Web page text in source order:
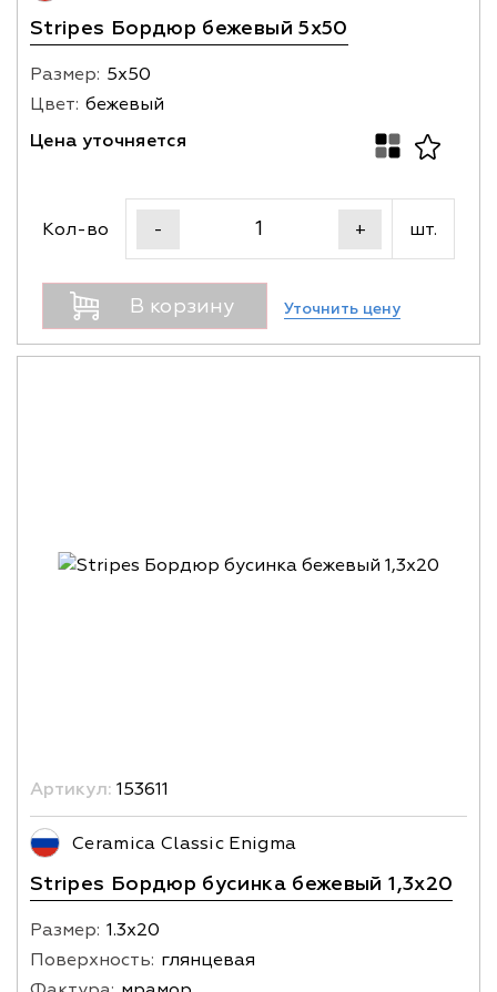
Stripes Бордюр бежевый 5х50
Размер: 5х50
Цвет: бежевый
Цена уточняется
Кол-во - + шт.
В корзину Уточнить цену
Артикул: 153611
Ceramica Classic Enigma
Stripes Бордюр бусинка бежевый 1,3х20
Размер: 1.3х20
Поверхность: глянцевая